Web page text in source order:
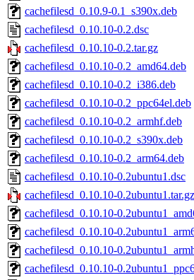
cachefilesd_0.10.9-0.1_s390x.deb
cachefilesd_0.10.10-0.2.dsc
cachefilesd_0.10.10-0.2.tar.gz
cachefilesd_0.10.10-0.2_amd64.deb
cachefilesd_0.10.10-0.2_i386.deb
cachefilesd_0.10.10-0.2_ppc64el.deb
cachefilesd_0.10.10-0.2_armhf.deb
cachefilesd_0.10.10-0.2_s390x.deb
cachefilesd_0.10.10-0.2_arm64.deb
cachefilesd_0.10.10-0.2ubuntu1.dsc
cachefilesd_0.10.10-0.2ubuntu1.tar.gz
cachefilesd_0.10.10-
cachefilesd_0.10.10-
cachefilesd_0.10.10-
cachefilesd_0.10.10-